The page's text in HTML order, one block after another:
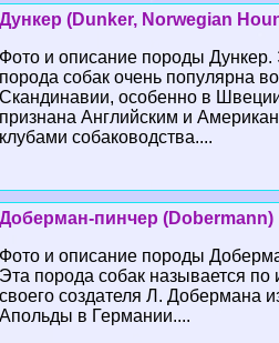
Дункер (Dunker, Norwegian
Фото и описание породы Дункер.
порода собак очень популярна
Скандинавии, особенно в
признана Английским и
клубами собаководства....
Доберман-пинчер (Dobermann)
Фото и описание породы
Эта порода собак называется по
своего создателя Л. Добермана
Апольды в Германии....